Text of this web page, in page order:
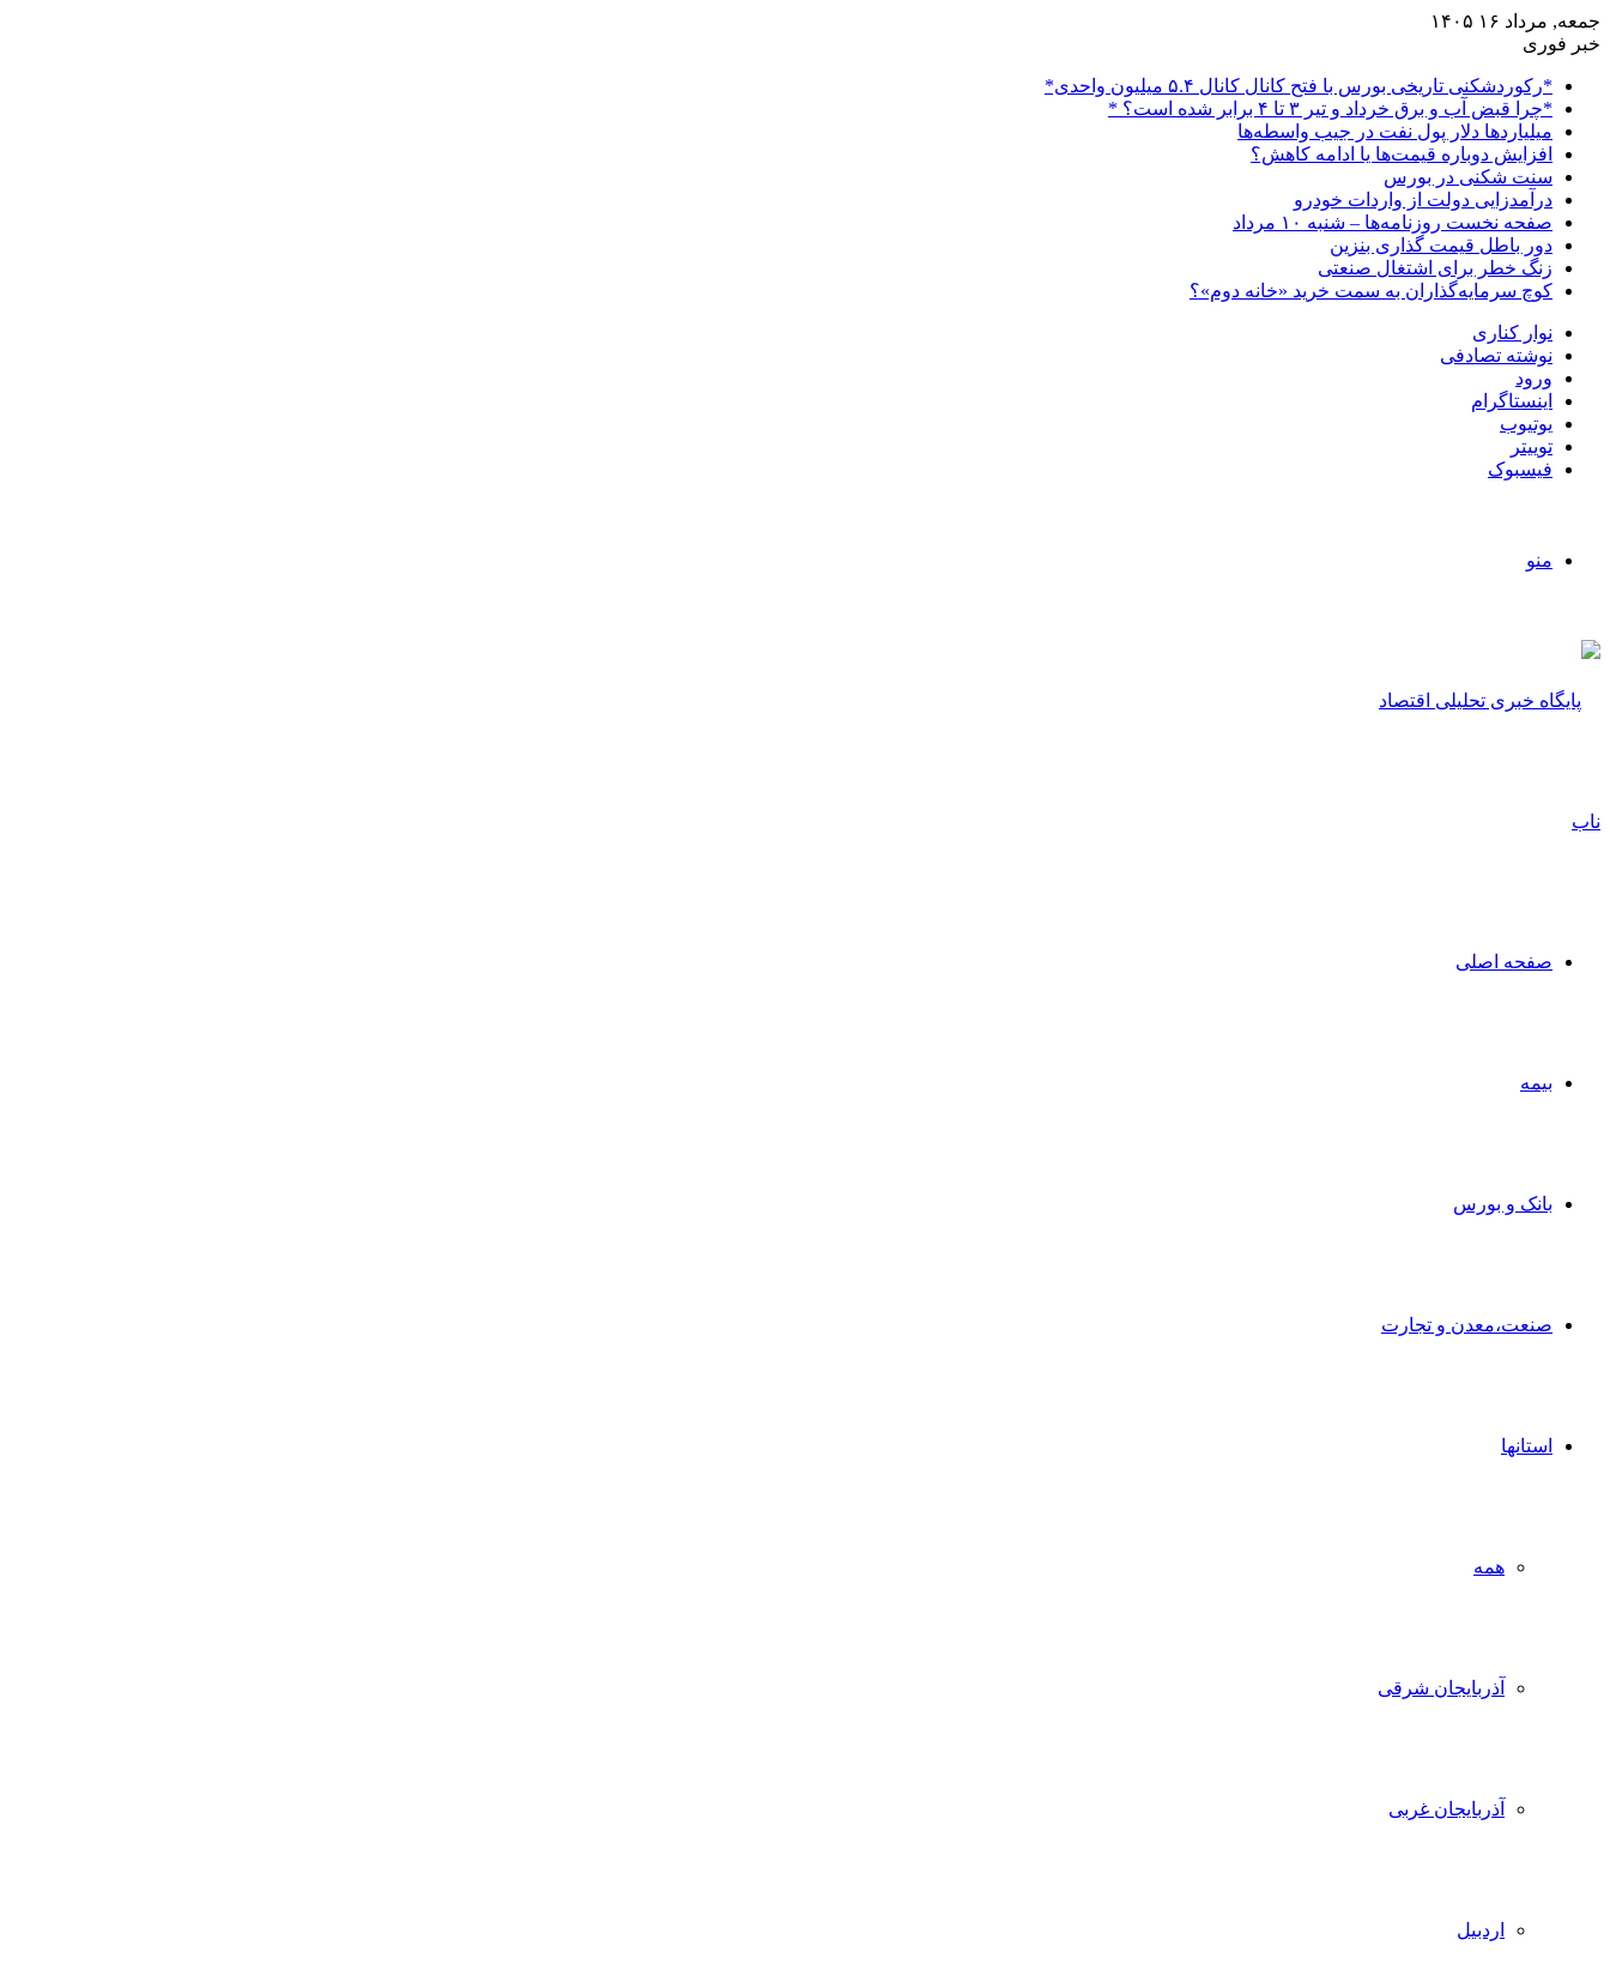
جمعه, مرداد ۱۶ ۱۴۰۵
خبر فوری
*رکوردشکنی تاریخی بورس با فتح کانال کانال ۵.۴ میلیون واحدی*
*چرا قبض آب و برق خرداد و تیر ۳ تا ۴ برابر شده است؟ *
میلیاردها دلار پول نفت در جیب واسطه‌ها
افزایش دوباره قیمت‌ها یا ادامه کاهش؟
سنت شکنی در بورس
درآمدزایی دولت از واردات خودرو
صفحه نخست روزنامه‌ها – شنبه ۱۰ مرداد
دور باطل قیمت گذاری بنزین
زنگ خطر برای اشتغال صنعتی
کوچ سرمایه‌گذاران به سمت خرید «خانه دوم»؟
نوار کناری
نوشته تصادفی
ورود
اینستاگرام
یوتیوب
توییتر
فیسبوک
منو
صفحه اصلی
بیمه
بانک و بورس
صنعت،معدن و تجارت
استانها
همه
آذربایجان شرقی
آذربایجان غربی
اردبیل